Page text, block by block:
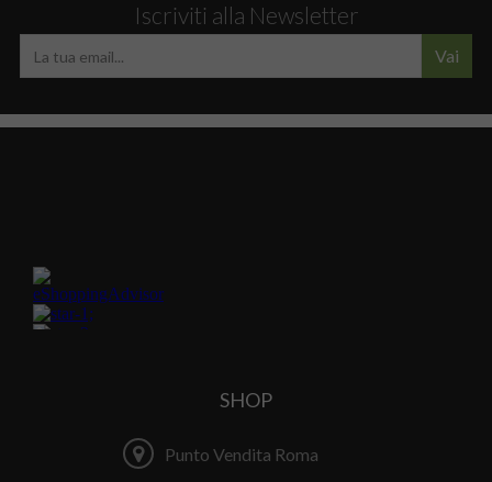
Iscriviti alla Newsletter
Vai
SHOP
Punto Vendita Roma